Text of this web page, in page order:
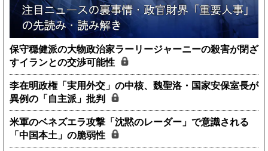
保守穏健派の大物政治家ラーリージャーニーの殺害が閉ざ
すイランとの交渉可能性
李在明政権「実用外交」の中核、魏聖洛・国家安保室長が
異例の「自主派」批判
米軍のベネズエラ攻撃「沈黙のレーダー」で意識される
「中国本土」の脆弱性